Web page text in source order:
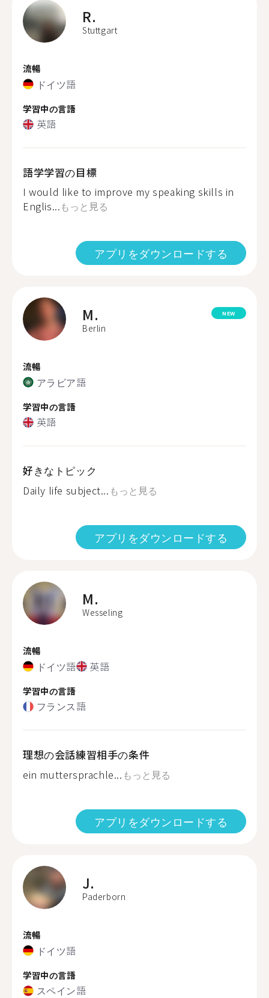
R.
Stuttgart
流暢
ドイツ語
学習中の言語
英語
語学学習の目標
I would like to improve my speaking skills in
Englis...もっと見る
アプリをダウンロードする
M.
Berlin
NEW
流暢
アラビア語
学習中の言語
英語
好きなトピック
Daily life subject... もっと見る
アプリをダウンロードする
M.
Wesseling
流暢
ドイツ語 英語
学習中の言語
フランス語
理想の会話練習相手の条件
ein muttersprachle... もっと見る
アプリをダウンロードする
J.
Paderborn
流暢
ドイツ語
学習中の言語
スペイン語